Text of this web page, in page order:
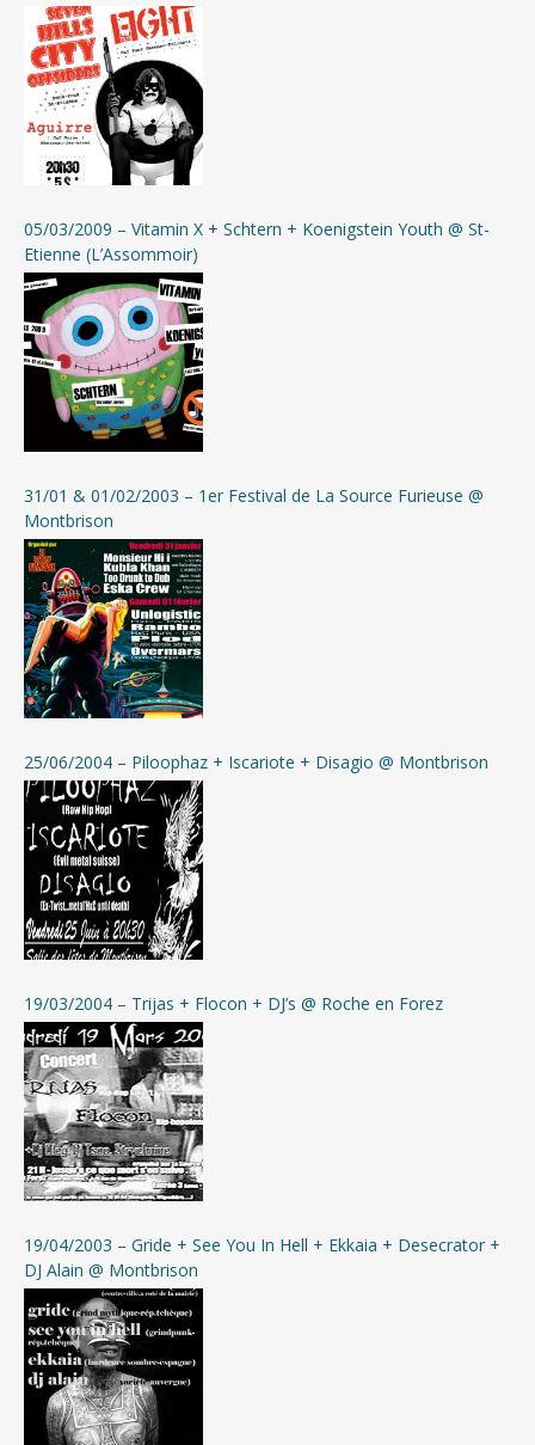
05/03/2009 – Vitamin X + Schtern + Koenigstein Youth @ St-
Etienne (L’Assommoir)
31/01 & 01/02/2003 – 1er Festival de La Source Furieuse @
Montbrison
25/06/2004 – Piloophaz + Iscariote + Disagio @ Montbrison
19/03/2004 – Trijas + Flocon + DJ’s @ Roche en Forez
19/04/2003 – Gride + See You In Hell + Ekkaia + Desecrator +
DJ Alain @ Montbrison